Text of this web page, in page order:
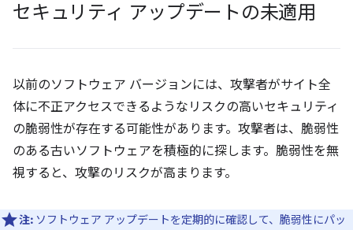
セキュリティ アップデートの未適用
以前のソフトウェア バージョンには、攻撃者がサイト全
体に不正アクセスできるようなリスクの高いセキュリティ
の脆弱性が存在する可能性があります。攻撃者は、脆弱性
のある古いソフトウェアを積極的に探します。脆弱性を無
視すると、攻撃のリスクが高まります。
注: ソフトウェア アップデートを定期的に確認して、脆弱性にパッ